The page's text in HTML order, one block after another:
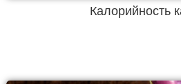
Калорийность